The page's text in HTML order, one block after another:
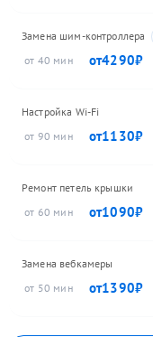
Замена шим-контроллера
40
4290
Настройка Wi-Fi
90
1130
Ремонт петель крышки
60
1090
Замена вебкамеры
50
1390